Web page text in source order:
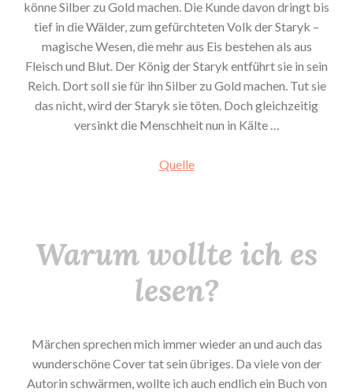
könne Silber zu Gold machen. Die Kunde davon dringt bis
tief in die Wälder, zum gefürchteten Volk der Staryk –
magische Wesen, die mehr aus Eis bestehen als aus
Fleisch und Blut. Der König der Staryk entführt sie in sein
Reich. Dort soll sie für ihn Silber zu Gold machen. Tut sie
das nicht, wird der Staryk sie töten. Doch gleichzeitig
versinkt die Menschheit nun in Kälte …
Quelle
Warum wollte ich es
lesen?
Märchen sprechen mich immer wieder an und auch das
wunderschöne Cover tat sein übriges. Da viele von der
Autorin schwärmen, wollte ich auch endlich ein Buch von